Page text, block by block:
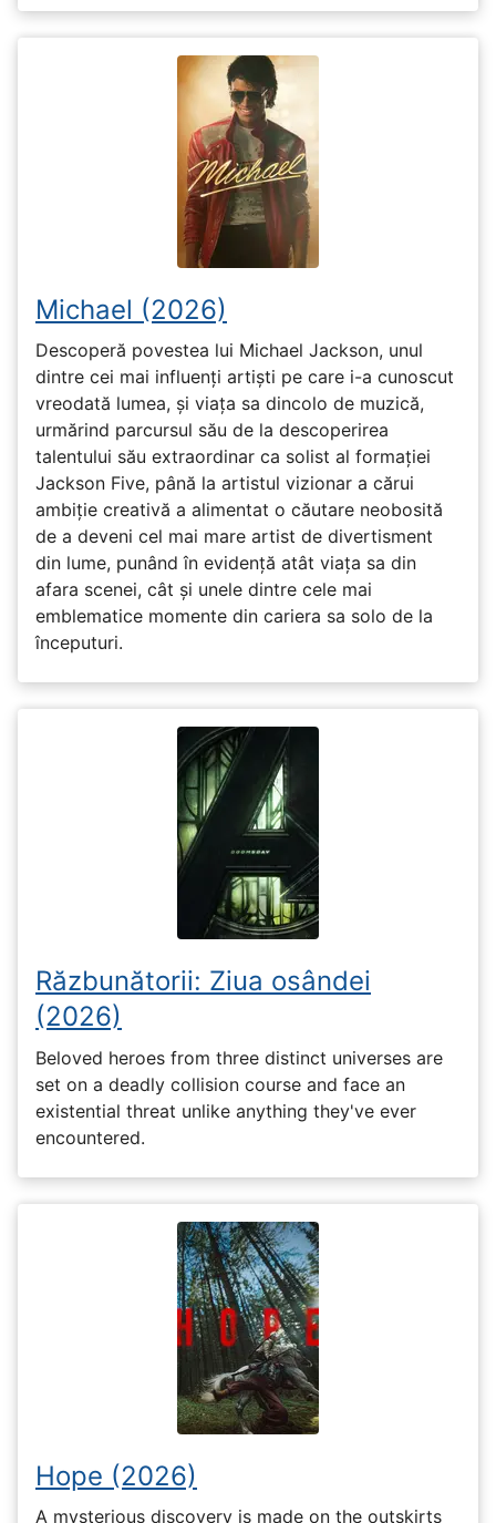
Michael (2026)
Descoperă povestea lui Michael Jackson, unul
dintre cei mai influenți artiști pe care i-a cunoscut
vreodată lumea, și viața sa dincolo de muzică,
urmărind parcursul său de la descoperirea
talentului său extraordinar ca solist al formației
Jackson Five, până la artistul vizionar a cărui
ambiție creativă a alimentat o căutare neobosită
de a deveni cel mai mare artist de divertisment
din lume, punând în evidență atât viața sa din
afara scenei, cât și unele dintre cele mai
emblematice momente din cariera sa solo de la
începuturi.
Răzbunătorii: Ziua osândei
(2026)
Beloved heroes from three distinct universes are
set on a deadly collision course and face an
existential threat unlike anything they've ever
encountered.
Hope (2026)
A mysterious discovery is made on the outskirts